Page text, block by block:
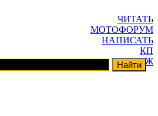
ЧИТАТЬ
МОТОФОРУМ
НАПИСАТЬ
КП
ГАРАЖ